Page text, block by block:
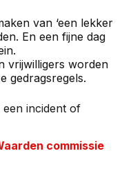
van ‘een lekker
En een fijne dag
vrijwilligers worden
gedragsregels.
een incident of
commissie